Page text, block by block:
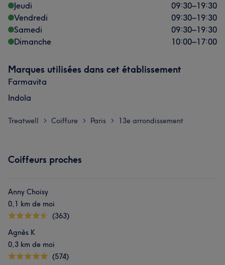
Jeudi
09:30–19:30
Vendredi
09:30–19:30
Samedi
09:30–19:30
Dimanche
10:00–17:00
Marques utilisées dans cet établissement
Farmavita
Indola
Treatwell > Coiffure > Paris > 13e arrondissement
Coiffeurs proches
Anny Choisy
0,1 km de moi
(363)
Agnès K
0,3 km de moi
(574)